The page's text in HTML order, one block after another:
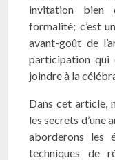
invitation bien
formalité; c’est
avant-goût de
participation qui
joindre à la
Dans cet article,
les secrets d’une
aborderons les
techniques de